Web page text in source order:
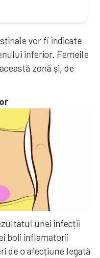
vor fi indicate
inferior. Femeile
zonă și, de
unei infecții
boli inflamatorii
de o afecțiune legată